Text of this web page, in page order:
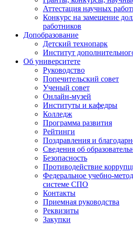
Аттестация научных
Конкурс на замещение
работников
Допобразование
Детский технопарк
Институт
Об университете
Руководство
Попечительский совет
Ученый совет
Онлайн-музей
Институты и кафедры
Колледж
Программа развития
Рейтинги
Поздравления и
Сведения об
Безопасность
Противодействие
Федеральное учебно-
системе СПО
Контакты
Приемная руководства
Реквизиты
Закупки